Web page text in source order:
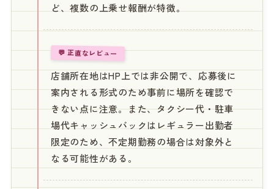
ど、複数の上乗せ報酬が特徴。
💬 正直なレビュー
店舗所在地はHP上では非公開で、応募後に
案内される形式のため事前に場所を確認で
きない点に注意。また、タクシー代・駐車
場代キャッシュバックはレギュラー出勤者
限定のため、不定期勤務の場合は対象外と
なる可能性がある。